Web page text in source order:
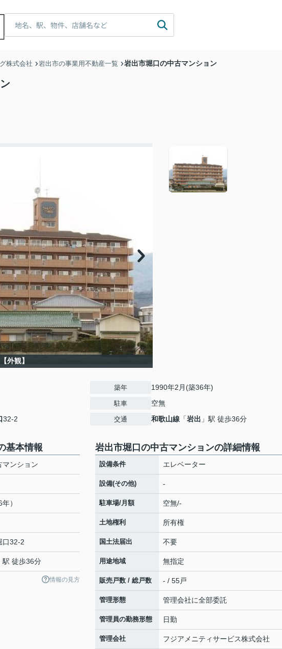
株式会社 岩出市の事業用不動産一覧 岩出市堀口の中古マンション
【外観】
32-2
築年 1990年2月(築36年)
駐車 空無
交通 和歌山線 「岩出 」駅 徒歩36分
基本情報
マンション
）
口32-2
駅 徒歩36分
情報の見方
岩出市堀口の中古マンションの詳細情報
設備条件 エレベーター
設備(その他) -
駐車場/月額 空無/-
土地権利 所有権
国土法届出 不要
用途地域 無指定
販売戸数 / 総戸数 - / 55戸
管理形態 管理会社に全部委託
管理員の勤務形態 日勤
管理会社 フジアメニティサービス株式会社